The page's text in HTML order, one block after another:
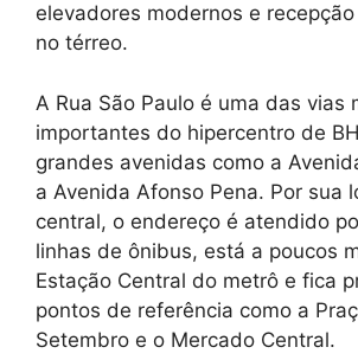
elevadores modernos e
no térreo.
A Rua São Paulo é uma das vias
importantes do hipercentro de
grandes avenidas como a
a Avenida Afonso Pena. Por sua
central, o endereço é atendido
linhas de ônibus, está a poucos
Estação Central do metrô e fica
pontos de referência como a
Setembro e o Mercado Central.